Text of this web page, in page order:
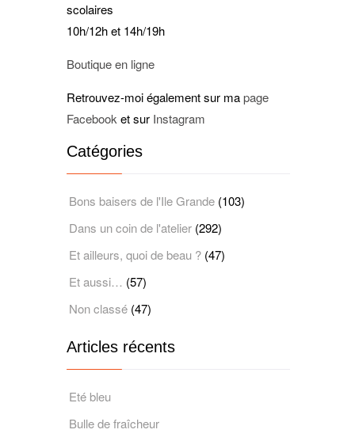
scolaires
10h/12h et 14h/19h
Boutique en ligne
Retrouvez-moi également sur mapage
Facebook et sur Instagram
Catégories
Bons baisers de l'Ile Grande (103)
Dans un coin de l'atelier (292)
Et ailleurs, quoi de beau ? (47)
Et aussi… (57)
Non classé (47)
Articles récents
Eté bleu
Bulle de fraîcheur